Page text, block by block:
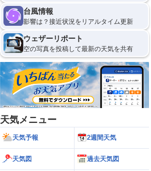
台風情報
影響は？接近状況をリアルタイム更新
ウェザーリポート
空の写真を投稿して最新の天気を共有
天気メニュー
天気予報 2週間天気
天気図 過去天気図